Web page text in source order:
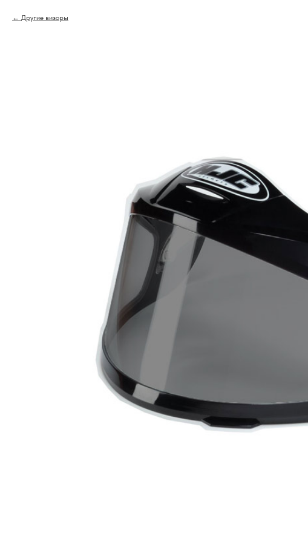
Другие визоры